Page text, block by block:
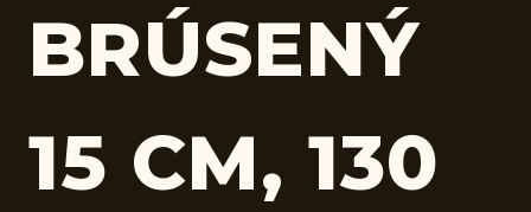
BRÚSENÝ
15 CM, 130